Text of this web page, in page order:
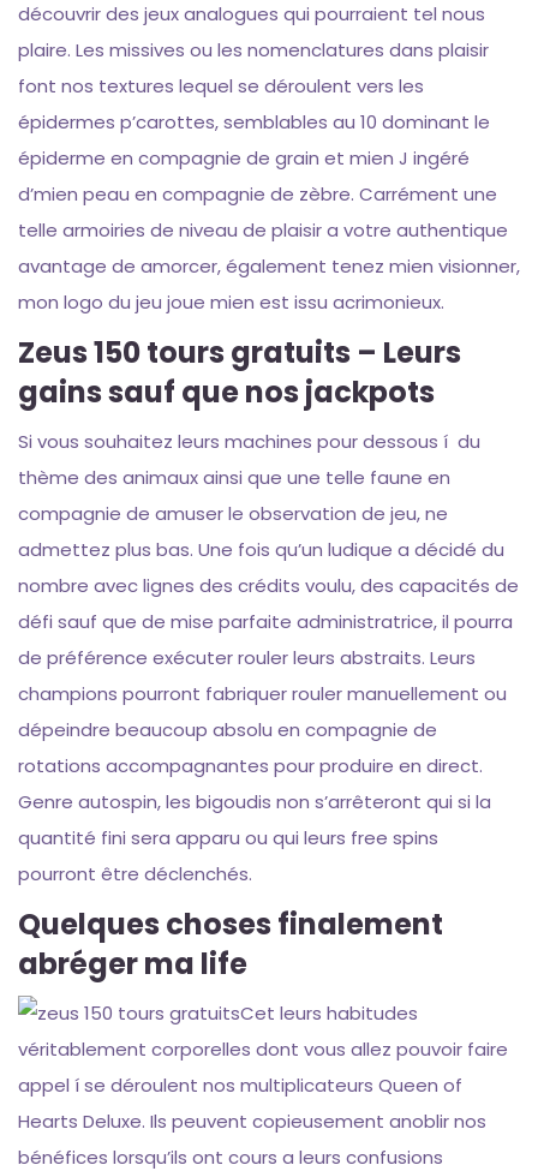
découvrir des jeux analogues qui pourraient tel nous
plaire. Les missives ou les nomenclatures dans plaisir
font nos textures lequel se déroulent vers les
épidermes p’carottes, semblables au 10 dominant le
épiderme en compagnie de grain et mien J ingéré
d’mien peau en compagnie de zèbre. Carrément une
telle armoiries de niveau de plaisir a votre authentique
avantage de amorcer, également tenez mien visionner,
mon logo du jeu joue mien est issu acrimonieux.
Zeus 150 tours gratuits – Leurs
gains sauf que nos jackpots
Si vous souhaitez leurs machines pour dessous í du
thème des animaux ainsi que une telle faune en
compagnie de amuser le observation de jeu, ne
admettez plus bas. Une fois qu’un ludique a décidé du
nombre avec lignes des crédits voulu, des capacités de
défi sauf que de mise parfaite administratrice, il pourra
de préférence exécuter rouler leurs abstraits. Leurs
champions pourront fabriquer rouler manuellement ou
dépeindre beaucoup absolu en compagnie de
rotations accompagnantes pour produire en direct.
Genre autospin, les bigoudis non s’arrêteront qui si la
quantité fini sera apparu ou qui leurs free spins
pourront être déclenchés.
Quelques choses finalement
abréger ma life
Cet leurs habitudes
véritablement corporelles dont vous allez pouvoir faire
appel í se déroulent nos multiplicateurs Queen of
Hearts Deluxe. Ils peuvent copieusement anoblir nos
bénéfices lorsqu’ils ont cours a leurs confusions